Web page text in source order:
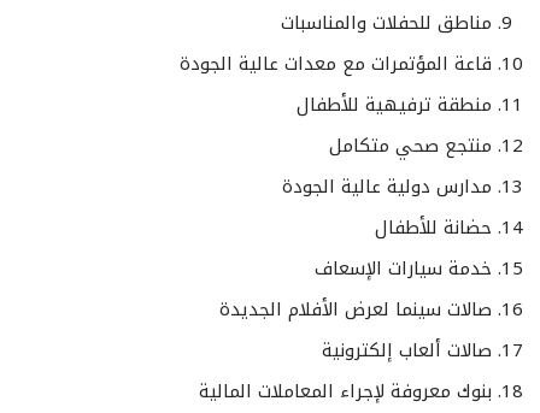
مناطق للحفلات والمناسبات
قاعة المؤتمرات مع معدات عالية الجودة
منطقة ترفيهية للأطفال
منتجع صحي متكامل
مدارس دولية عالية الجودة
حضانة للأطفال
خدمة سيارات الإسعاف
صالات سينما لعرض الأفلام الجديدة
صالات ألعاب إلكترونية
بنوك معروفة لإجراء المعاملات المالية